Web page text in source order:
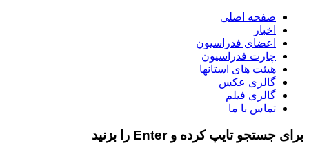
صفحه اصلی
اخبار
اعضای فدراسیون
چارت فدراسیون
هیئت های استانها
گالری عکس
گالری فیلم
تماس با ما
برای جستجو تایپ کرده و Enter را بزنید